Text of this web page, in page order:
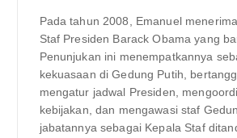
Pada tahun 2008, Emanuel
Staf Presiden Barack Obama yang
Penunjukan ini menempatkannya
kekuasaan di Gedung Putih,
mengatur jadwal Presiden,
kebijakan, dan mengawasi staf
jabatannya sebagai Kepala Staf